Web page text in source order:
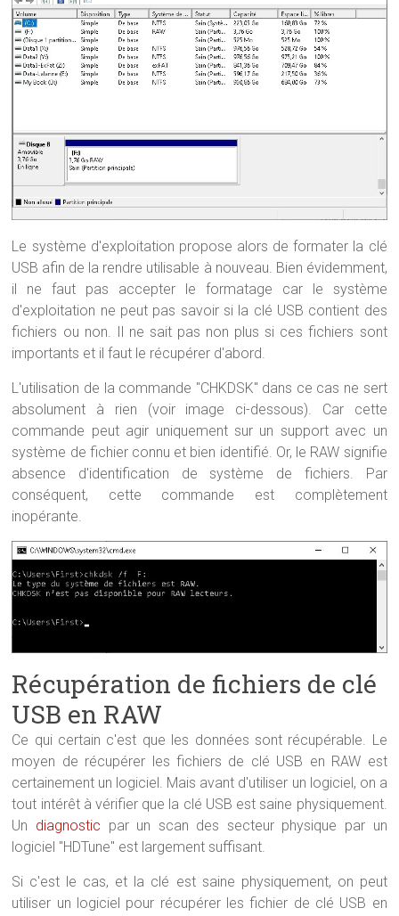
Le système d'exploitation propose alors de formater la clé
USB afin de la rendre utilisable à nouveau. Bien évidemment,
il ne faut pas accepter le formatage car le système
d'exploitation ne peut pas savoir si la clé USB contient des
fichiers ou non. Il ne sait pas non plus si ces fichiers sont
importants et il faut le récupérer d'abord.
L'utilisation de la commande "CHKDSK" dans ce cas ne sert
absolument à rien (voir image ci-dessous). Car cette
commande peut agir uniquement sur un support avec un
système de fichier connu et bien identifié. Or, le RAW signifie
absence d'identification de système de fichiers. Par
conséquent, cette commande est complètement
inopérante.
Récupération de fichiers de clé
USB en RAW
Ce qui certain c'est que les données sont récupérable. Le
moyen de récupérer les fichiers de clé USB en RAW est
certainement un logiciel. Mais avant d'utiliser un logiciel, on a
tout intérêt à vérifier que la clé USB est saine physiquement.
Un diagnostic par un scan des secteur physique par un
logiciel "HDTune" est largement suffisant.
Si c'est le cas, et la clé est saine physiquement, on peut
utiliser un logiciel pour récupérer les fichier de clé USB en